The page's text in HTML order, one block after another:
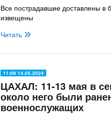
Все пострадавшие доставлены в
извещены
Читать
11:09 14.05.2024
ЦАХАЛ: 11-13 мая в
около него были
военнослужащих